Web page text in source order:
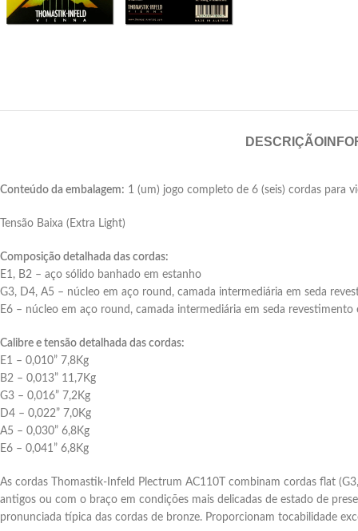
DESCRIÇÃO
Conteúdo da embalagem: 1 (um) jogo completo de 6 (seis) cordas para
Tensão Baixa (Extra Light)
Composição detalhada das cordas:
E1, B2 – aço sólido banhado em estanho
G3, D4, A5 – núcleo em aço round, camada intermediária em seda
E6 – núcleo em aço round, camada intermediária em seda
Calibre e tensão detalhada das cordas:
E1 – 0,010” 7,8Kg
B2 – 0,013” 11,7Kg
G3 – 0,016” 7,2Kg
D4 – 0,022” 7,0Kg
A5 – 0,030” 6,8Kg
E6 – 0,041” 6,8Kg
As cordas Thomastik-Infeld Plectrum AC110T combinam cordas flat
antigos ou com o braço em condições mais delicadas de estado de
pronunciada típica das cordas de bronze. Proporcionam tocabilidade